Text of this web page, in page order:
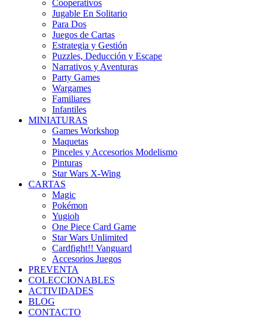
Cooperativos
Jugable En Solitario
Para Dos
Juegos de Cartas
Estrategia y Gestión
Puzzles, Deducción y Escape
Narrativos y Aventuras
Party Games
Wargames
Familiares
Infantiles
MINIATURAS
Games Workshop
Maquetas
Pinceles y Accesorios Modelismo
Pinturas
Star Wars X-Wing
CARTAS
Magic
Pokémon
Yugioh
One Piece Card Game
Star Wars Unlimited
Cardfight!! Vanguard
Accesorios Juegos
PREVENTA
COLECCIONABLES
ACTIVIDADES
BLOG
CONTACTO